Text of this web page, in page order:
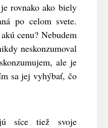
rovnako ako biely
po celom svete.
cenu? Nebudem
neskonzumoval
ale je
sa jej vyhýbať, čo
síce tiež svoje